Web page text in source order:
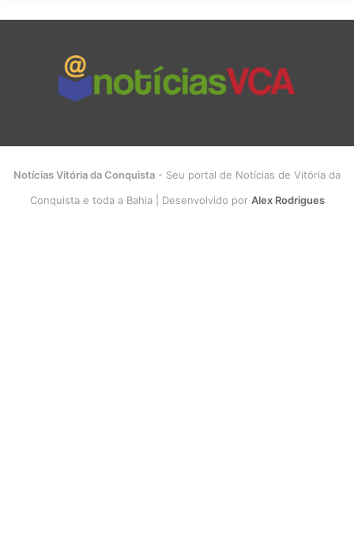
Notícias Vitória da Conquista - Seu portal de Notícias de Vitória da
Conquista e toda a Bahia | Desenvolvido por Alex Rodrigues